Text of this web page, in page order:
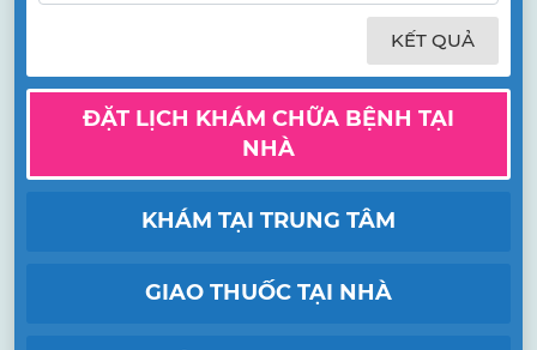
KẾT QUẢ
ĐẶT LỊCH KHÁM CHỮA BỆNH TẠI
NHÀ
KHÁM TẠI TRUNG TÂM
GIAO THUỐC TẠI NHÀ